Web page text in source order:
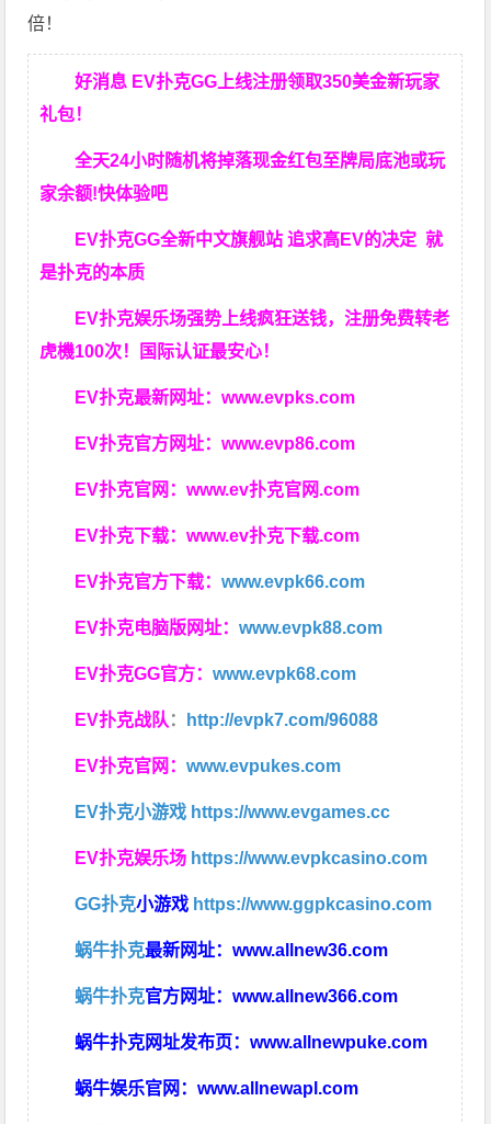
倍！
好消息 EV扑克GG上线注册领取350美金新玩家
礼包！
全天24小时随机将掉落现金红包至牌局底池或玩
家余额!快体验吧
EV扑克GG全新中文旗舰站 追求高EV的决定就
是扑克的本质
EV扑克娱乐场强势上线疯狂送钱，注册免费转老
虎機100次！国际认证最安心！
EV扑克最新网址：www.evpks.com
EV扑克官方网址：www.evp86.com
EV扑克官网：www.ev扑克官网.com
EV扑克下载：www.ev扑克下载.com
EV扑克官方下载：www.evpk66.com
EV扑克电脑版网址：www.evpk88.com
EV扑克GG官方：www.evpk68.com
EV扑克战队 ： http://evpk7.com/96088
EV扑克官网：www.evpukes.com
EV扑克小游戏 https://www.evgames.cc
EV扑克娱乐场 https://www.evpkcasino.com
GG扑克小游戏 https://www.ggpkcasino.com
蜗牛扑克最新网址：www.allnew36.com
蜗牛扑克官方网址：www.allnew366.com
蜗牛扑克网址发布页：www.allnewpuke.com
蜗牛娱乐官网：www.allnewapl.com